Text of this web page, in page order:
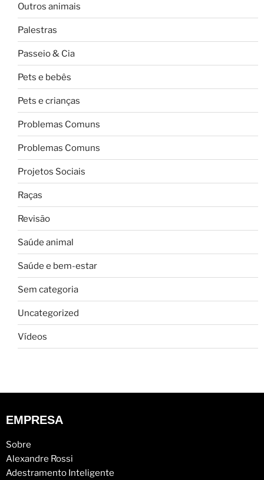
Outros animais
Palestras
Passeio & Cia
Pets e bebês
Pets e crianças
Problemas Comuns
Problemas Comuns
Projetos Sociais
Raças
Revisão
Saúde animal
Saúde e bem-estar
Sem categoria
Uncategorized
Vídeos
EMPRESA
Sobre
Alexandre Rossi
Adestramento Inteligente